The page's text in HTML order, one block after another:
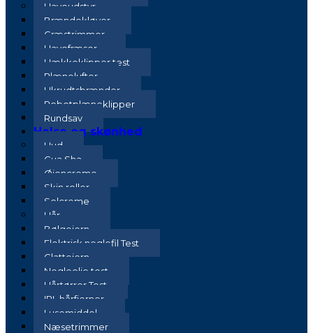
Haveudstyr
Brændekløver
Græstrimmer
Havefræser
Hækkeklipper test
Plænelufter
Ukrudtsbrænder
Robotplæneklipper
Rundsav
Helse og skønhed
Hud
Gua Sha
Øjencreme
Skin roller
Solcreme
Hår
Bølgejern
Elektrisk neglefil Test
Glattejern
Negleolie test
Hårtørrer Test
IPL hårfjerner
Lusemiddel
Næsetrimmer